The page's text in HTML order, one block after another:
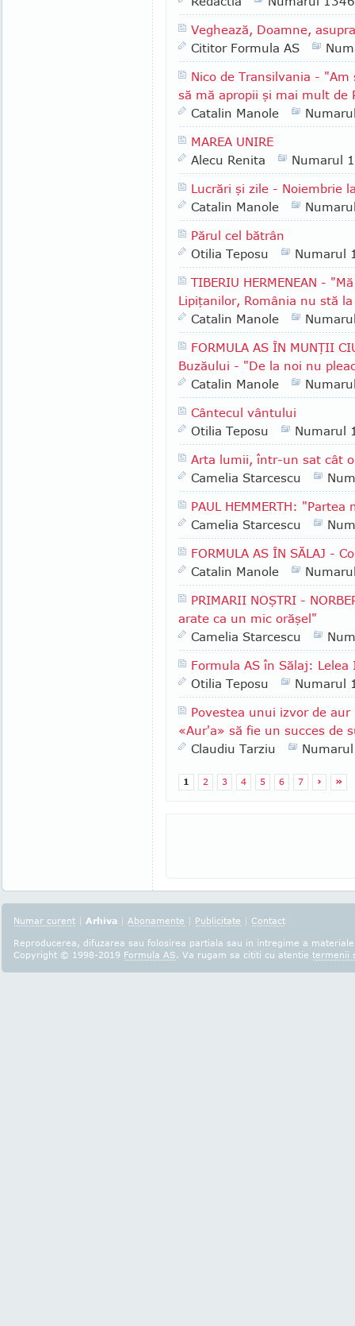
Veghează, Doamne,
Cititor Formula AS
Nico de Transilvania -
să mă apropii şi mai mult de
Catalin Manole
MAREA UNIRE
Alecu Renita
Numarul
Lucrări şi zile - Noiembrie
Catalin Manole
Părul cel bătrân
Otilia Teposu
Numarul
TIBERIU HERMENEAN -
Lipiţanilor, România nu stă
Catalin Manole
FORMULA AS ÎN MUNŢII
Buzăului - "De la noi nu
Catalin Manole
Cântecul vântului
Otilia Teposu
Numarul
Arta lumii, într-un sat cât
Camelia Starcescu
PAUL HEMMERTH:
Camelia Starcescu
FORMULA AS ÎN SĂLAJ -
Catalin Manole
PRIMARII NOŞTRI -
arate ca un mic orăşel"
Camelia Starcescu
Formula AS în Sălaj: Lelea
Otilia Teposu
Numarul
Povestea unui izvor de aur
«Aur'a» să fie un succes de
Claudiu Tarziu
1 2 3 4 5 6 7 › »
Numar curent | Arhiva | Abonamente | Publicitate | Contact
Reproducerea, difuzarea sau folosirea partiala sau in intregime a
Copyright © 1998-2019 Formula AS. Va rugam sa cititi cu atentie termenii